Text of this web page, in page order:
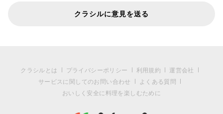
クラシルに意見を送る
クラシルとは プライバシーポリシー 利用規約
運営会社
サービスに関してのお問い合わせ
よくある質問
おいしく安全に料理を楽しむために